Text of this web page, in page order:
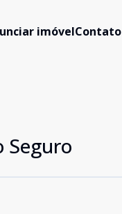
imóvelContato
Seguro